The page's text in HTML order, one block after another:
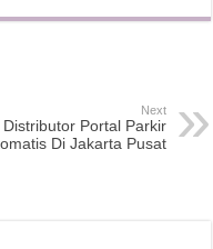
Next
Distributor Portal Parkir
Di Jakarta Pusat